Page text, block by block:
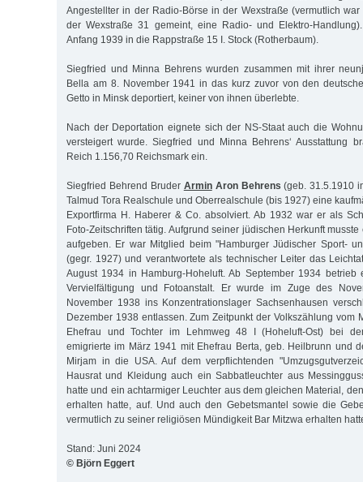
Angestellter in der Radio-Börse in der Wexstraße (vermutlich
der Wexstraße 31 gemeint, eine Radio- und Elektro-
Anfang 1939 in die Rappstraße 15 I. Stock (Rotherbaum).
Siegfried und Minna Behrens wurden zusammen mit ihrer
Bella am 8. November 1941 in das kurz zuvor von den
Getto in Minsk deportiert, keiner von ihnen überlebte.
Nach der Deportation eignete sich der NS-Staat auch die
versteigert wurde. Siegfried und Minna Behrens‘ Ausstattung
Reich 1.156,70 Reichsmark ein.
Siegfried Behrend Bruder ArminAron Behrens (geb. 31.5.1910
Talmud Tora Realschule und Oberrealschule (bis 1927) eine
Exportfirma H. Haberer & Co. absolviert. Ab 1932 war er als
Foto-Zeitschriften tätig. Aufgrund seiner jüdischen Herkunft
aufgeben. Er war Mitglied beim "Hamburger Jüdischer Sport-
(gegr. 1927) und verantwortete als technischer Leiter das
August 1934 in Hamburg-Hoheluft. Ab September 1934 betrieb
Vervielfältigung und Fotoanstalt. Er wurde im Zuge des
November 1938 ins Konzentrationslager Sachsenhausen
Dezember 1938 entlassen. Zum Zeitpunkt der Volkszählung vom
Ehefrau und Tochter im Lehmweg 48 I (Hoheluft-Ost) bei
emigrierte im März 1941 mit Ehefrau Berta, geb. Heilbrunn und
Mirjam in die USA. Auf dem verpflichtenden
Hausrat und Kleidung auch ein Sabbatleuchter aus
hatte und ein achtarmiger Leuchter aus dem gleichen Material,
erhalten hatte, auf. Und auch den Gebetsmantel sowie die
vermutlich zu seiner religiösen Mündigkeit Bar Mitzwa erhalten
Stand: Juni 2024
© Björn Eggert